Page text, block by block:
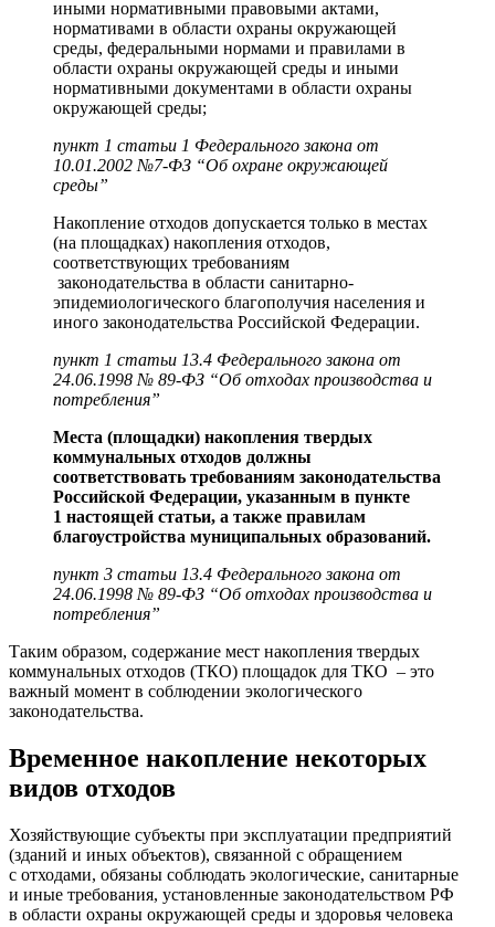
иными нормативными правовыми актами,
нормативами в области охраны окружающей
среды, федеральными нормами и правилами в
области охраны окружающей среды и иными
нормативными документами в области охраны
окружающей среды;
пункт 1 статьи 1 Федерального закона от
10.01.2002 №7-ФЗ “Об охране окружающей
среды”
Накопление отходов допускается только в местах
(на площадках) накопления отходов,
соответствующих требованиям
законодательства в области санитарно-
эпидемиологического благополучия населения и
иного законодательства Российской Федерации.
пункт 1 статьи 13.4 Федерального закона от
24.06.1998 № 89-ФЗ “Об отходах производства и
потребления”
Места (площадки) накопления твердых
коммунальных отходов должны
соответствовать требованиям законодательства
Российской Федерации, указанным в пункте
1 настоящей статьи, а также правилам
благоустройства муниципальных образований.
пункт 3 статьи 13.4 Федерального закона от
24.06.1998 № 89-ФЗ “Об отходах производства и
потребления”
Таким образом, содержание мест накопления твердых
коммунальных отходов (ТКО) площадок для ТКО – это
важный момент в соблюдении экологического
законодательства.
Временное накопление некоторых
видов отходов
Хозяйствующие субъекты при эксплуатации предприятий
(зданий и иных объектов), связанной с обращением
с отходами, обязаны соблюдать экологические, санитарные
и иные требования, установленные законодательством РФ
в области охраны окружающей среды и здоровья человека